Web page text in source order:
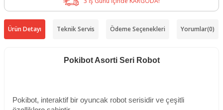
Ürün Detayı Teknik Servis Ödeme Seçenekleri Yorumlar(0)
Pokibot Asorti Seri Robot
Pokibot, interaktif bir oyuncak robot serisidir ve çeşitli